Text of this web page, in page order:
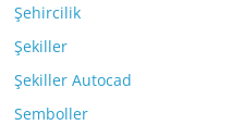
Şehircilik
Şekiller
Şekiller Autocad
Semboller